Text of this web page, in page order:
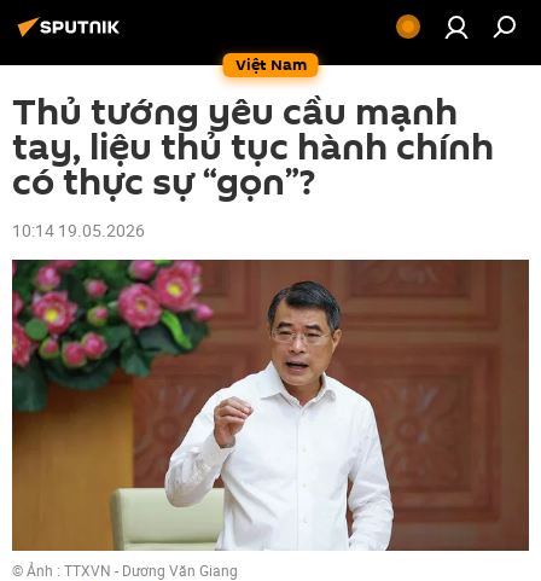
Việt Nam
Thủ tướng yêu cầu mạnh
tay, liệu thủ tục hành chính
có thực sự “gọn”?
10:14 19.05.2026
© Ảnh : TTXVN - Dương Văn Giang